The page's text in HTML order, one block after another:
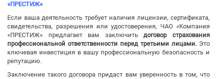
«ПРЕСТИЖ»
Если ваша деятельность требует наличия лицензии, сертификата,
свидетельства, разрешения или удостоверения, ЧАО «Компания
«ПРЕСТИЖ» предлагает вам заключитьдоговор страхования
профессиональной ответственности перед третьими лицами. Это
ключевая инвестиция в вашу профессиональную безопасность и
репутацию.
Заключение такого договора придаст вам уверенность в том, что